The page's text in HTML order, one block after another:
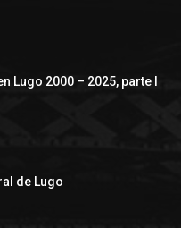
Lugo 2000 – 2025, parte I
de Lugo